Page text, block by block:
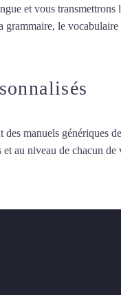
et vous
le
des manuels génériques
au niveau de chacun de